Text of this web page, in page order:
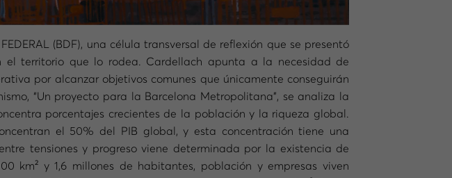
(BDF), una célula transversal de reflexión que se presentó
el territorio que lo rodea. Cardellach apunta a la necesidad de
por alcanzar objetivos comunes que únicamente conseguirán
“Un proyecto para la Barcelona Metropolitana”, se analiza la
porcentajes crecientes de la población y la riqueza global.
el 50% del PIB global, y esta concentración tiene una
tensiones y progreso viene determinada por la existencia de
km² y 1,6 millones de habitantes, población y empresas viven